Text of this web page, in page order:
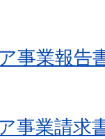
事業報
事業請